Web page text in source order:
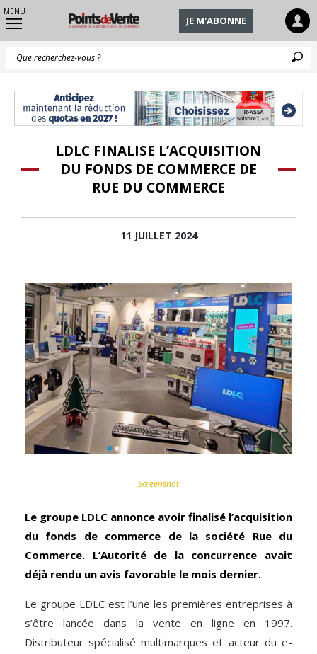
MENU
JE M'ABONNE
LDLC FINALISE L’ACQUISITION
DU FONDS DE COMMERCE DE
RUE DU COMMERCE
11 JUILLET 2024
Screenshot
Le groupe LDLC annonce avoir finalisé l’acquisition
du fonds de commerce de la société Rue du
Commerce. L’Autorité de la concurrence avait
déjà rendu un avis favorable le mois dernier.
Le groupe LDLC est l’une les premières entreprises à
s’être lancée dans la vente en ligne en 1997.
Distributeur spécialisé multimarques et acteur du e-